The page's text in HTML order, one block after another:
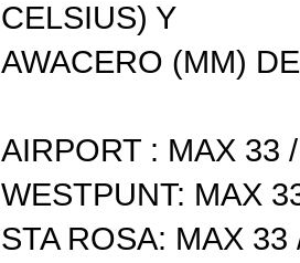
CELSIUS) Y
AWACERO (MM)
AIRPORT : MAX 33
WESTPUNT: MAX
STA ROSA: MAX